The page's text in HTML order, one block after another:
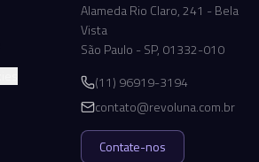
Alameda Rio Claro, 241 - Bela
Vista
São Paulo - SP, 01332-010
(11) 96919-3194
contato@revoluna.com.br
Contate-nos